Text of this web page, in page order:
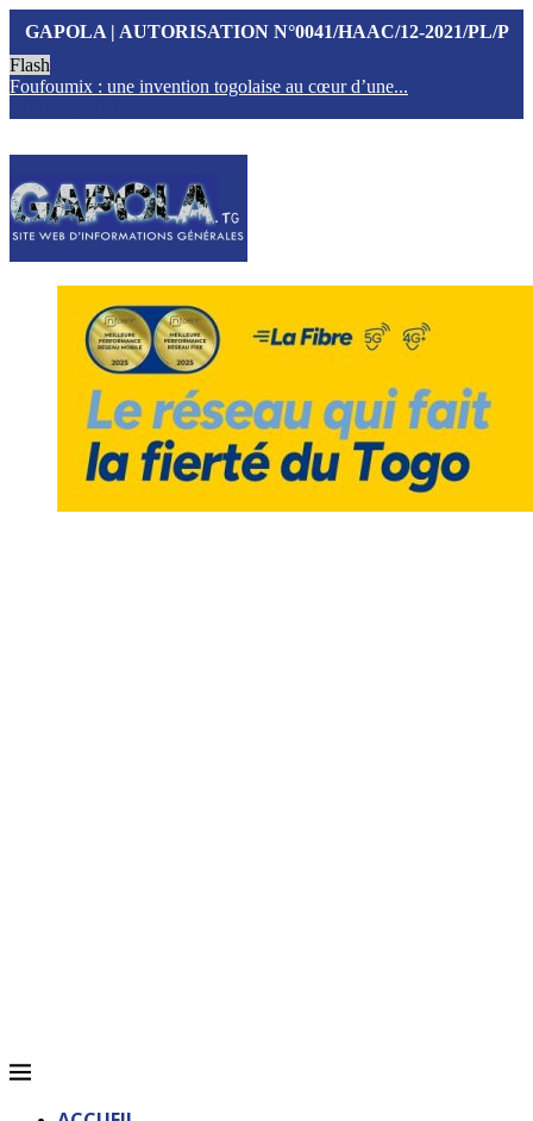
GAPOLA | AUTORISATION N°0041/HAAC/12-2021/PL/P
Flash
Foufoumix : une invention togolaise au cœur d’une...